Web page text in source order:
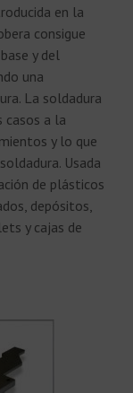
en la
consigue
y del
una
La soldadura
casos a la
y lo que
Usada
de plásticos
depósitos,
y cajas de